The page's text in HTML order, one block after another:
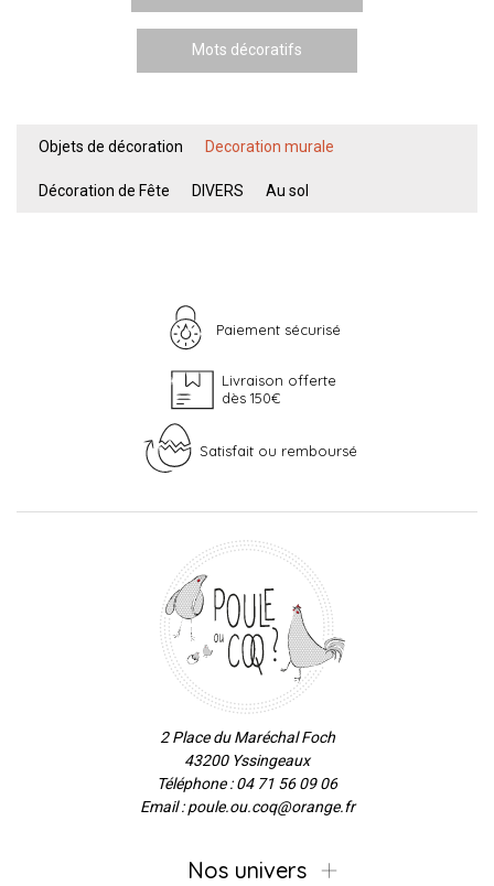
Mots décoratifs
Objets de décoration Decoration murale
Décoration de Fête DIVERS Au sol
Paiement sécurisé
Livraison offerte
dès 150€
Satisfait ou remboursé
2 Place du Maréchal Foch
43200 Yssingeaux
Téléphone : 04 71 56 09 06
Email : poule.ou.coq@orange.fr
Nos univers